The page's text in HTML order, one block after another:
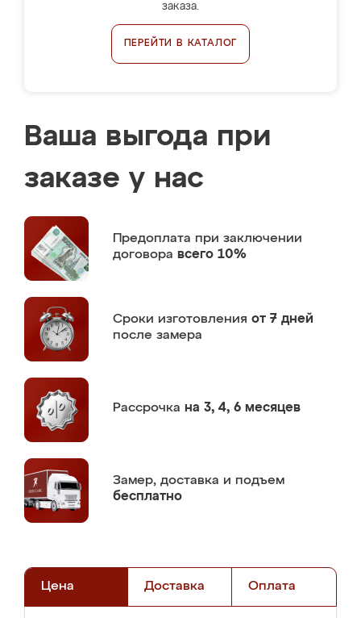
заказа.
ПЕРЕЙТИ В КАТАЛОГ
Ваша выгода при
заказе у нас
Предоплата при заключении
договора всего 10%
Сроки изготовления от 7 дней
после замера
Рассрочка на 3, 4, 6 месяцев
Замер, доставка и подъем
бесплатно
Цена Доставка Оплата